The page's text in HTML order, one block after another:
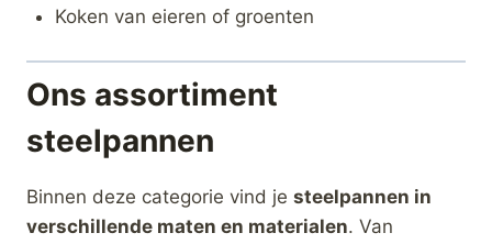
Koken van eieren of groenten
Ons assortiment
steelpannen
Binnen deze categorie vind je steelpannen in
verschillende maten en materialen. Van